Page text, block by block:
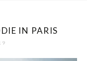
IN PARIS